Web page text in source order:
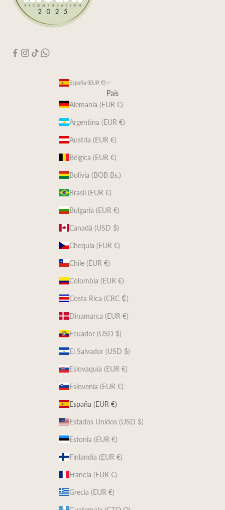
España (EUR €)
País
Alemania (EUR €)
Argentina (EUR €)
Austria (EUR €)
Bélgica (EUR €)
Bolivia (BOB Bs.)
Brasil (EUR €)
Bulgaria (EUR €)
Canadá (USD $)
Chequia (EUR €)
Chile (EUR €)
Colombia (EUR €)
Costa Rica (CRC ₡)
Dinamarca (EUR €)
Ecuador (USD $)
El Salvador (USD $)
Eslovaquia (EUR €)
Eslovenia (EUR €)
España (EUR €)
Estados Unidos (USD $)
Estonia (EUR €)
Finlandia (EUR €)
Francia (EUR €)
Grecia (EUR €)